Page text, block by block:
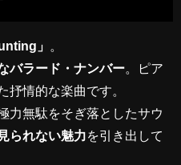
」
バラード・ナンバー 。ピア
抒情的な楽曲です。
力無駄をそぎ落としたサウ
られない魅力を引き出して